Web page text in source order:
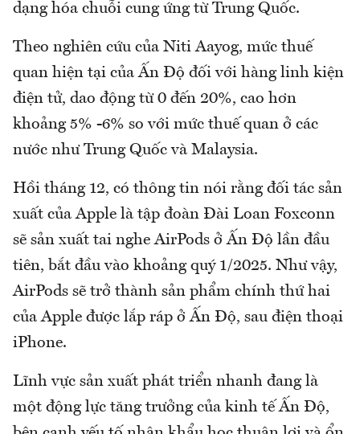
dạng hóa chuỗi cung ứng từ Trung Quốc.
Theo nghiên cứu của Niti Aayog, mức thuế
quan hiện tại của Ấn Độ đối với hàng linh kiện
điện tử, dao động từ 0 đến 20%, cao hơn
khoảng 5% -6% so với mức thuế quan ở các
nước như Trung Quốc và Malaysia.
Hồi tháng 12, có thông tin nói rằng đối tác sản
xuất của Apple là tập đoàn Đài Loan Foxconn
sẽ sản xuất tai nghe AirPods ở Ấn Độ lần đầu
tiên, bắt đầu vào khoảng quý 1/2025. Như vậy,
AirPods sẽ trở thành sản phẩm chính thứ hai
của Apple được lắp ráp ở Ấn Độ, sau điện thoại
iPhone.
Lĩnh vực sản xuất phát triển nhanh đang là
một động lực tăng trưởng của kinh tế Ấn Độ,